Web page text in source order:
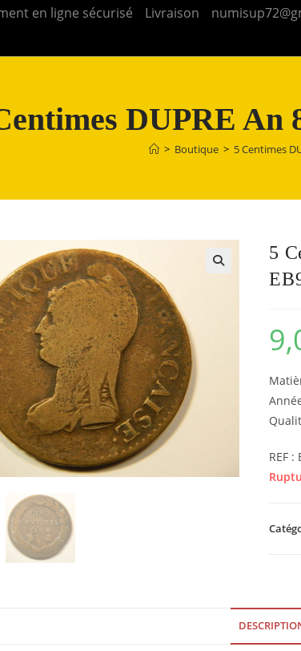
en ligne sécurisé Livraison
DUPRE An
> Boutique > 5 Centimes
5
REF :